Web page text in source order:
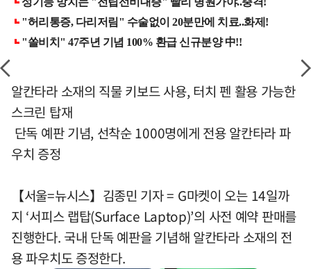
알칸타라 소재의 직물 키보드 사용, 터치 펜 활용 가능한
스크린 탑재
단독 예판 기념, 선착순 1000명에게 전용 알칸타라 파
우치 증정
【서울=뉴시스】김종민 기자 = G마켓이 오는 14일까
지 ‘서피스 랩탑(Surface Laptop)’의 사전 예약 판매를
진행한다. 국내 단독 예판을 기념해 알칸타라 소재의 전
용 파우치도 증정한다.